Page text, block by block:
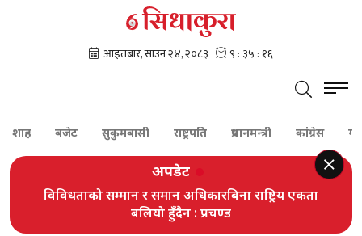
बजेट सुकुमबासी राष्ट्रपति प्रधानमन्त्री कांग्रेस गगन
अपडेट
विविधताको सम्मान र समान अधिकारबिना राष्ट्रिय एकता
बलियो हुँदैन : प्रचण्ड